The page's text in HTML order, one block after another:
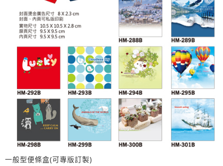
一般型便條盒(可專版訂製)